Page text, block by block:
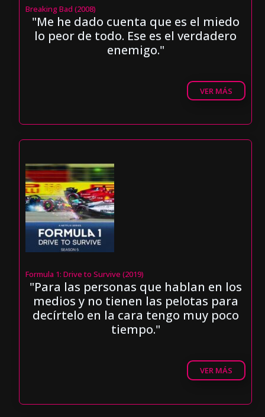
Breaking Bad (2008)
"Me he dado cuenta que es el miedo
lo peor de todo. Ese es el verdadero
enemigo."
VER MÁS
Formula 1: Drive to Survive (2019)
"Para las personas que hablan en los
medios y no tienen las pelotas para
decírtelo en la cara tengo muy poco
tiempo."
VER MÁS